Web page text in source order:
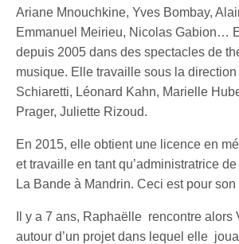
Ariane Mnouchkine, Yves Bombay,
Emmanuel Meirieu, Nicolas Gabion…
depuis 2005 dans des spectacles de
musique. Elle travaille sous la
Schiaretti, Léonard Kahn, Marielle
Prager, Juliette Rizoud.
En 2015, elle obtient une licence en
et travaille en tant qu’administratrice
La Bande à Mandrin. Ceci est pour son
Il y a 7 ans, Raphaëlle rencontre alors
autour d’un projet dans lequel elle